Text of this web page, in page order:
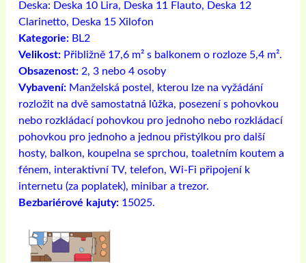
Deska: Deska 10 Lira, Deska 11 Flauto, Deska 12
Clarinetto, Deska 15 Xilofon
Kategorie: BL2
Velikost: Přibližně 17,6 m² s balkonem o rozloze 5,4 m².
Obsazenost: 2, 3 nebo 4 osoby
Vybavení: Manželská postel, kterou lze na vyžádání
rozložit na dvě samostatná lůžka, posezení s pohovkou
nebo rozkládací pohovkou pro jednoho nebo rozkládací
pohovkou pro jednoho a jednou přistýlkou ​​pro další
hosty, balkon, koupelna se sprchou, toaletním koutem a
fénem, ​​interaktivní TV, telefon, Wi-Fi připojení k
internetu (za poplatek), minibar a trezor.
Bezbariérové ​​kajuty: 15025.